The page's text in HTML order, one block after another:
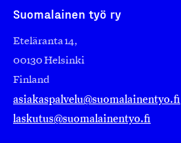
Suomalainen työ ry
Eteläranta 14,
00130 Helsinki
Finland
asiakaspalvelu@suomalainentyo.fi
laskutus@suomalainentyo.fi